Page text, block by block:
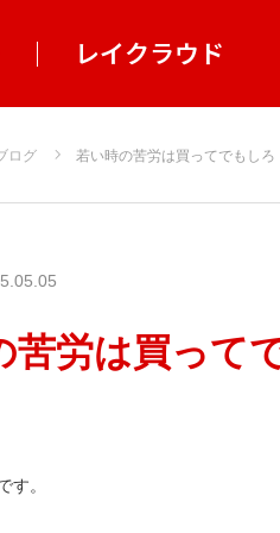
｜ レイクラウド
ログ 若い時の苦労は買ってでもしろ
苦労は買って
す。